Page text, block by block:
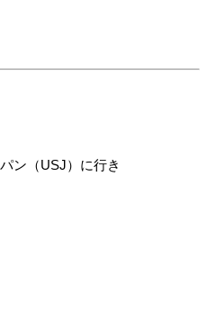
ン（USJ）に行き